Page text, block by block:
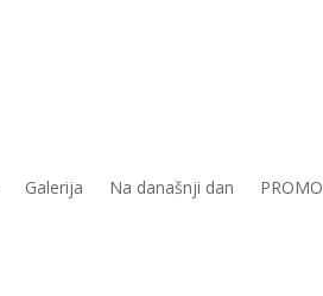
Galerija Na današnji dan PROMO